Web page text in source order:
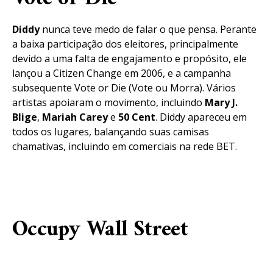
Diddynunca teve medo de falar o que pensa. Perante
a baixa participação dos eleitores, principalmente
devido a uma falta de engajamento e propósito, ele
lançou a Citizen Change em 2006, e a campanha
subsequente Vote or Die (Vote ou Morra). Vários
artistas apoiaram o movimento, incluindo Mary J.
Blige, Mariah Careye 50 Cent. Diddy apareceu em
todos os lugares, balançando suas camisas
chamativas, incluindo em comerciais na rede BET.
Occupy Wall Street